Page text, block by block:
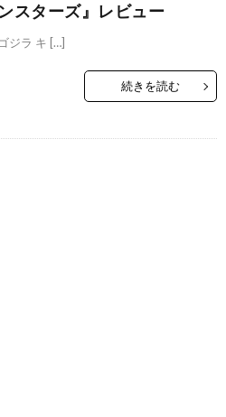
スターズ』レビュー
ジラ キ […]
続きを読む